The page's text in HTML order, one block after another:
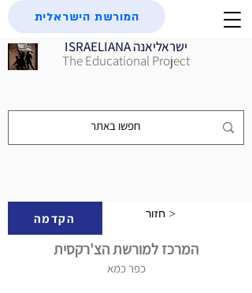
ISRAELIANA ישראליאנה
The Educational Project
המורשת הישראלית
הקדמה חזור >
המרכז למורשת הצ'רקסית
כפר כמא